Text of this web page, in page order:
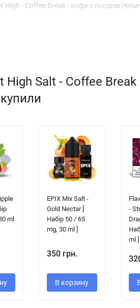
High - Coffee Break - кофе з льодом
Salt - Coffee Break
ml
EPIX Mix Salt -
Gold Nectar [
Набір 50 / 65
mg, 30 ml ]
350 грн.
В корзину
-
ml ]